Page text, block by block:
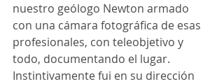
nuestro geólogo Newton armado
con una cámara fotográfica de esas
profesionales, con teleobjetivo y
todo, documentando el lugar.
Instintivamente fui en su dirección